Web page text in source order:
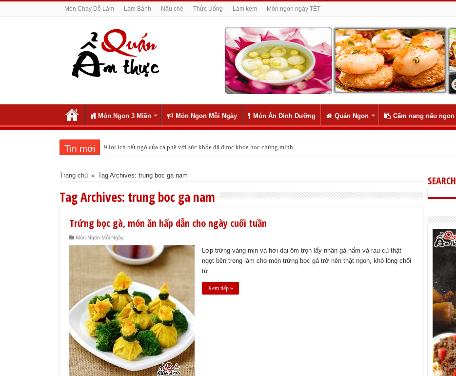
Món Chay Dễ Làm Làm Bánh Nấu chè Thức Uống Làm kem Món ngon ngày TẾT
Món Ngon 3 Miền Món Ngon Mỗi Ngày Món Ăn Dinh Dưỡng Quán Ngon Cẩm nang nấu ngon
Tin mới 9 lợi ích bất ngờ của cà phê với sức khỏe đã được khoa học chứng minh
Trang chủ » Tag Archives: trung boc ga nam
Tag Archives: trung boc ga nam
Trứng bọc gà, món ăn hấp dẫn cho ngày cuối tuần
Món Ngon Mỗi Ngày
Lớp trứng vàng mịn và hơi dai ôm trọn lấy nhân gà nấm và rau củ thật
ngọt bên trong làm cho món trứng bọc gà trở nên thật ngon, khó lòng chối
từ.
Xem tiếp »
SEARCH